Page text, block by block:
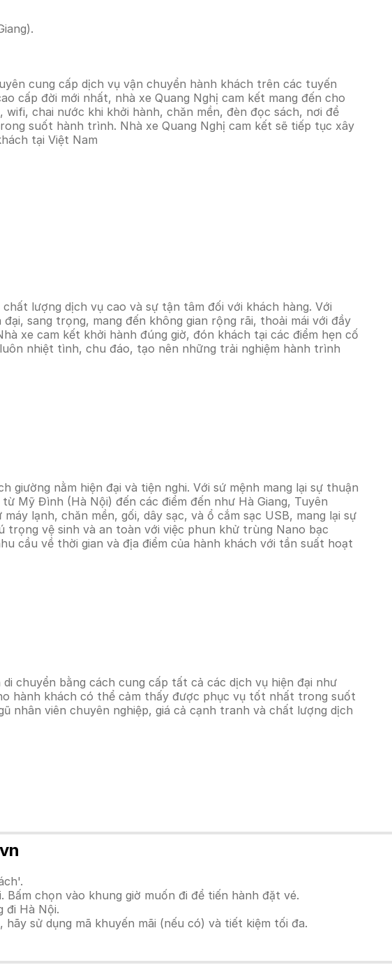
cung cấp dịch vụ vận chuyển hành khách trên các tuyến
cấp đời mới nhất, nhà xe Quang Nghị cam kết mang đến cho
chai nước khi khởi hành, chăn mền, đèn đọc sách, nơi để
suốt hành trình. Nhà xe Quang Nghị cam kết sẽ tiếp tục xây
tại Việt Nam
lượng dịch vụ cao và sự tận tâm đối với khách hàng. Với
sang trọng, mang đến không gian rộng rãi, thoải mái với đầy
xe cam kết khởi hành đúng giờ, đón khách tại các điểm hẹn cố
nhiệt tình, chu đáo, tạo nên những trải nghiệm hành trình
nằm hiện đại và tiện nghi. Với sứ mệnh mang lại sự thuận
Mỹ Đình (Hà Nội) đến các điểm đến như Hà Giang, Tuyên
lạnh, chăn mền, gối, dây sạc, và ổ cắm sạc USB, mang lại sự
vệ sinh và an toàn với việc phun khử trùng Nano bạc
cầu về thời gian và địa điểm của hành khách với tần suất hoạt
chuyển bằng cách cung cấp tất cả các dịch vụ hiện đại như
hành khách có thể cảm thấy được phục vụ tốt nhất trong suốt
nhân viên chuyên nghiệp, giá cả cạnh tranh và chất lượng dịch
chọn vào khung giờ muốn đi để tiến hành đặt vé.
đi Hà Nội.
sử dụng mã khuyến mãi (nếu có) và tiết kiệm tối đa.